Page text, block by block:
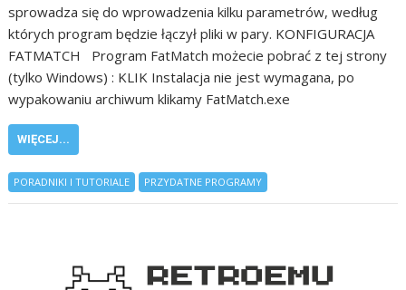
sprowadza się do wprowadzenia kilku parametrów, według
których program będzie łączył pliki w pary. KONFIGURACJA
FATMATCH Program FatMatch możecie pobrać z tej strony
(tylko Windows) : KLIK Instalacja nie jest wymagana, po
wypakowaniu archiwum klikamy FatMatch.exe
WIĘCEJ...
PORADNIKI I TUTORIALE PRZYDATNE PROGRAMY